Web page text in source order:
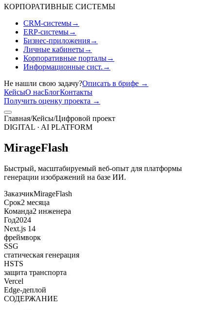
КОРПОРАТИВНЫЕ СИСТЕМЫ
CRM-системы→
ERP-системы→
Бизнес-приложения→
Личные кабинеты→
Корпоративные порталы→
Информационные сист. →
Не нашли свою задачу?Описать в брифе →
КейсыО насБлогКонтакты
Получить оценку проекта →
Главная/Кейсы/Цифровой проект
DIGITAL · AI PLATFORM
MirageFlash
Быстрый, масштабируемый веб-опыт для платформы
генерации изображений на базе ИИ.
ЗаказчикMirageFlash
Срок2 месяца
Команда2 инженера
Год2024
Next.js 14
фреймворк
SSG
статическая генерация
HSTS
защита транспорта
Vercel
Edge-деплой
СОДЕРЖАНИЕ